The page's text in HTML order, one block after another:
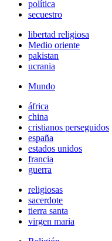
política
secuestro
libertad religiosa
Medio oriente
pakistan
ucrania
Mundo
áfrica
china
cristianos perseguidos
españa
estados unidos
francia
guerra
religiosas
sacerdote
tierra santa
virgen maria